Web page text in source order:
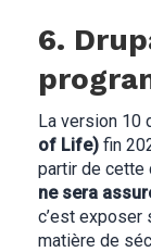
6.
La version 10
of Life) fin
partir de cette
ne sera
c’est
matière de